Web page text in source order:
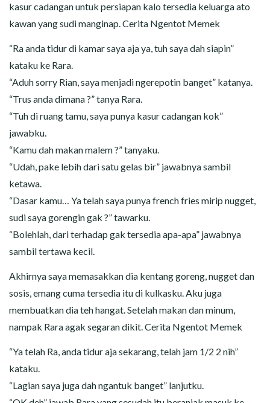
kasur cadangan untuk persiapan kalo tersedia keluarga ato
kawan yang sudi manginap. Cerita Ngentot Memek
“Ra anda tidur di kamar saya aja ya, tuh saya dah siapin”
kataku ke Rara.
“Aduh sorry Rian, saya menjadi ngerepotin banget” katanya.
“Trus anda dimana ?” tanya Rara.
“Tuh di ruang tamu, saya punya kasur cadangan kok”
jawabku.
“Kamu dah makan malem ?” tanyaku.
“Udah, pake lebih dari satu gelas bir” jawabnya sambil
ketawa.
“Dasar kamu… Ya telah saya punya french fries mirip nugget,
sudi saya gorengin gak ?” tawarku.
“Bolehlah, dari terhadap gak tersedia apa-apa” jawabnya
sambil tertawa kecil.
Akhirnya saya memasakkan dia kentang goreng, nugget dan
sosis, emang cuma tersedia itu di kulkasku. Aku juga
membuatkan dia teh hangat. Setelah makan dan minum,
nampak Rara agak segaran dikit. Cerita Ngentot Memek
“Ya telah Ra, anda tidur aja sekarang, telah jam 1/2 2 nih”
kataku.
“Lagian saya juga dah ngantuk banget” lanjutku.